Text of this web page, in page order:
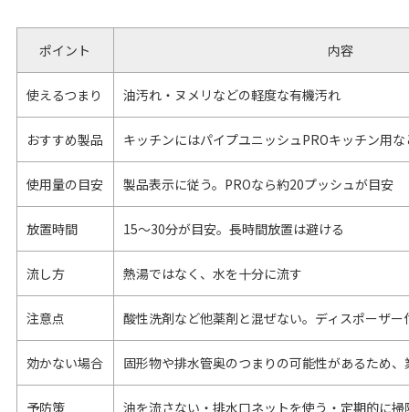
ポイント 内容
使えるつまり 油汚れ・ヌメリなどの軽度な有機汚れ
おすすめ製品 キッチンにはパイプユニッシュPROキッチン用
使用量の目安 製品表示に従う。PROなら約20プッシュが目安
放置時間 15〜30分が目安。長時間放置は避ける
流し方 熱湯ではなく、水を十分に流す
注意点 酸性洗剤など他薬剤と混ぜない。ディスポーザ
効かない場合 固形物や排水管奥のつまりの可能性があるため
予防策 油を流さない・排水口ネットを使う・定期的に掃